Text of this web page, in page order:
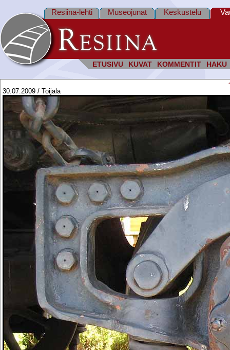
ETUSIVU KUVAT KOMMENTIT HAKU
Resiina-lehti Museojunat Keskustelu
30.07.2009 / Toijala